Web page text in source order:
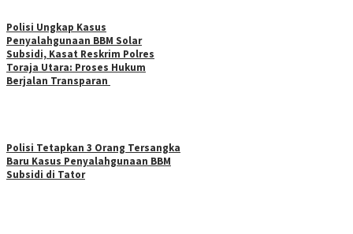
Polisi Ungkap Kasus
Penyalahgunaan BBM Solar
Subsidi, Kasat Reskrim Polres
Toraja Utara: Proses Hukum
Berjalan Transparan
Polisi Tetapkan 3 Orang Tersangka
Baru Kasus Penyalahgunaan BBM
Subsidi di Tator